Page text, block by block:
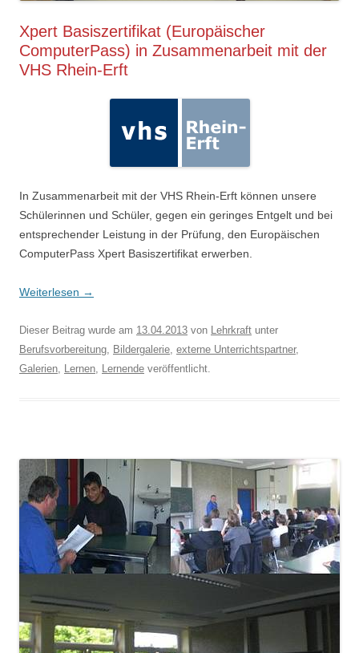
Xpert Basiszertifikat (Europäischer
ComputerPass) in Zusammenarbeit mit der
VHS Rhein-Erft
In Zusammenarbeit mit der VHS Rhein-Erft können unsere
Schülerinnen und Schüler, gegen ein geringes Entgelt und bei
entsprechender Leistung in der Prüfung, den Europäischen
ComputerPass Xpert Basiszertifikat erwerben.
Weiterlesen →
Dieser Beitrag wurde am 13.04.2013 von Lehrkraft unter
Berufsvorbereitung Bildergalerie externe Unterrichtspartner,
Galerien Lernen Lernende veröffentlicht.